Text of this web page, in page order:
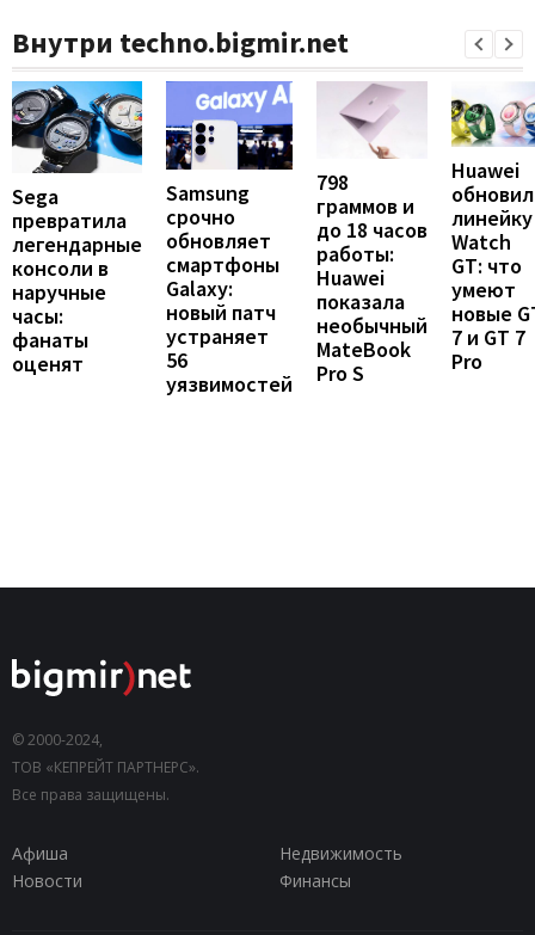
Внутри techno.bigmir.net
Sega
превратила
легендарные
консоли в
наручные
часы:
фанаты
оценят
Samsung
срочно
обновляет
смартфоны
Galaxy:
новый патч
устраняет
56
уязвимостей
798
граммов и
до 18 часов
работы:
Huawei
показала
необычный
MateBook
Pro S
Huawei
линейку
Watch
GT: что
умеют
новые
7 и GT 7
Pro
© 2000-2024,
ТОВ «КЕПРЕЙТ ПАРТНЕРС».
Все права защищены.
Афиша
Недвижимость
Новости
Финансы